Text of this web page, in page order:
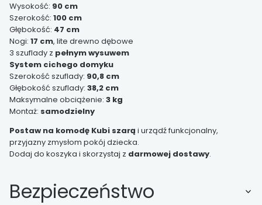
Wysokość: 90 cm
Szerokość: 100 cm
Głębokość: 47 cm
Nogi: 17 cm, lite drewno dębowe
3 szuflady z pełnym wysuwem
System cichego domyku
Szerokość szuflady: 90,8 cm
Głębokość szuflady: 38,2 cm
Maksymalne obciążenie: 3 kg
Montaż: samodzielny
Postaw na komodę Kubi szarą i urządź funkcjonalny,
przyjazny zmysłom pokój dziecka.
Dodaj do koszyka i skorzystaj z darmowej dostawy.
Bezpieczeństwo